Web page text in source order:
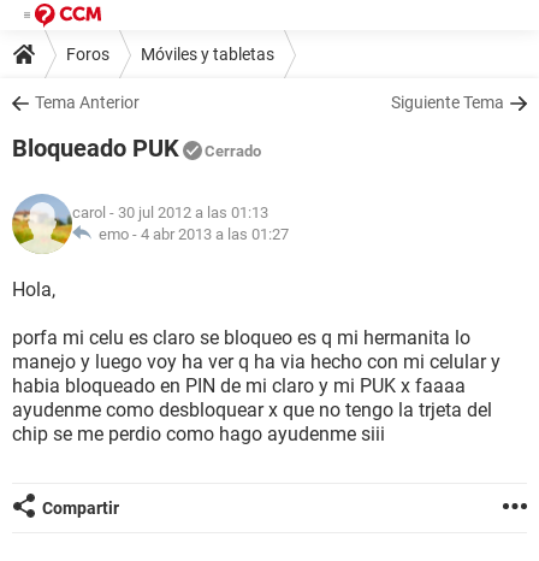
Foros Móviles y tabletas
Tema Anterior Siguiente Tema
Bloqueado PUK Cerrado
carol - 30 jul 2012 a las 01:13
emo - 4 abr 2013 a las 01:27
Hola,
porfa mi celu es claro se bloqueo es q mi hermanita lo
manejo y luego voy ha ver q ha via hecho con mi celular y
habia bloqueado en PIN de mi claro y mi PUK x faaaa
ayudenme como desbloquear x que no tengo la trjeta del
chip se me perdio como hago ayudenme siii
Compartir